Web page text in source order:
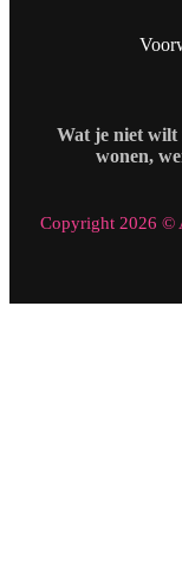
Wat je niet wilt
wonen,
Copyright 2026 ©